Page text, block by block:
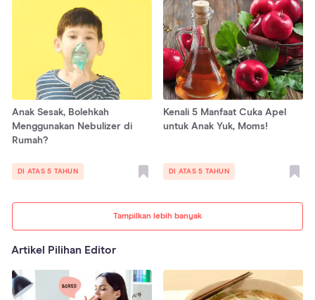
Tampilkan lebih banyak
Anak Sesak, Bolehkah
Menggunakan Nebulizer di
Rumah?
DI ATAS 5 TAHUN
Kenali 5 Manfaat Cuka Apel
untuk Anak Yuk, Moms!
DI ATAS 5 TAHUN
Artikel Pilihan Editor